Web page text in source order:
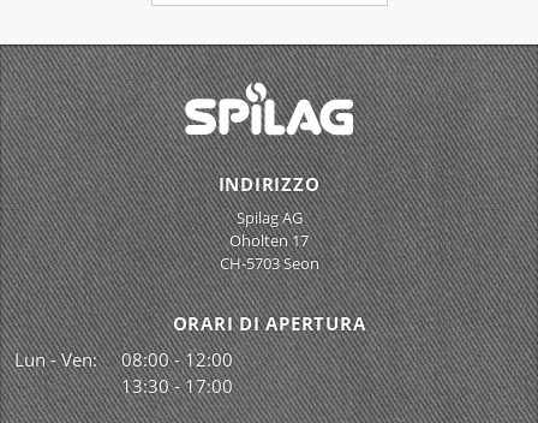
INDIRIZZO
Spilag AG
Oholten 17
CH-5703 Seon
ORARI DI APERTURA
Lun - Ven:
08:00 - 12:00
13:30 - 17:00